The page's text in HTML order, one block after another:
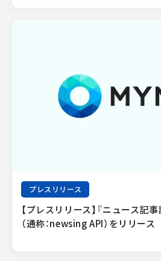
プレスリリース
【プレスリリース】『ニュース記
（通称：newsing API）をリリース